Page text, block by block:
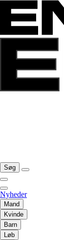
Søg
Nyheder
Mand
Kvinde
Barn
Løb